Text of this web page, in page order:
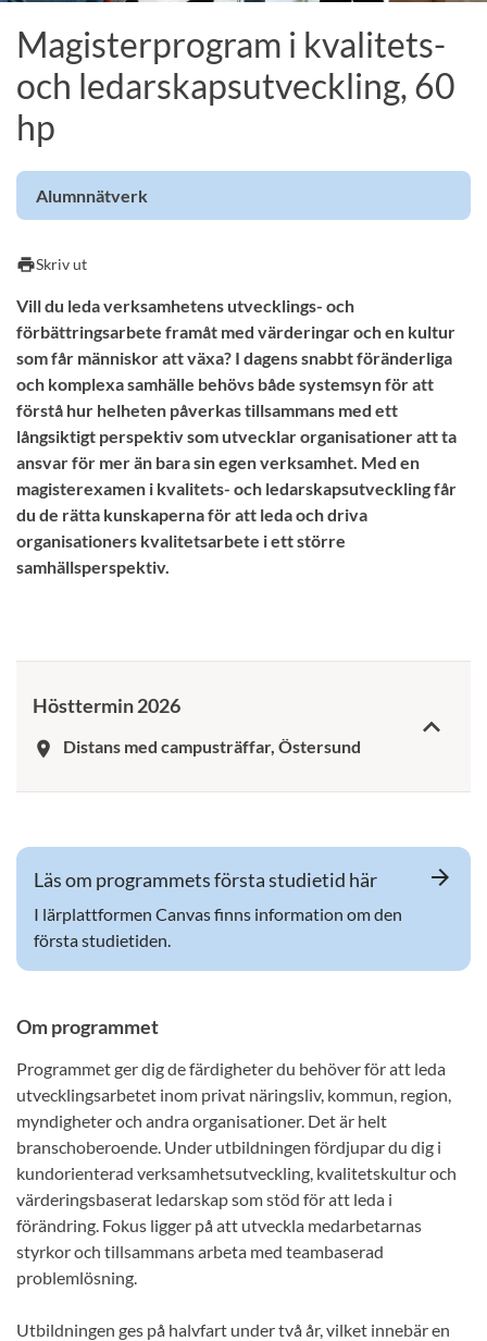
Magisterprogram i kvalitets-
och ledarskapsutveckling, 60
hp
Alumnnätverk
printSkriv ut
Vill du leda verksamhetens utvecklings- och
förbättringsarbete framåt med värderingar och en kultur
som får människor att växa? I dagens snabbt föränderliga
och komplexa samhälle behövs både systemsyn för att
förstå hur helheten påverkas tillsammans med ett
långsiktigt perspektiv som utvecklar organisationer att ta
ansvar för mer än bara sin egen verksamhet. Med en
magisterexamen i kvalitets- och ledarskapsutveckling får
du de rätta kunskaperna för att leda och driva
organisationers kvalitetsarbete i ett större
samhällsperspektiv.
Hösttermin 2026
room Distans med campusträffar, Östersund
Läs om programmets första studietid här
I lärplattformen Canvas finns information om den
första studietiden.
arrow_forward
Om programmet
Programmet ger dig de färdigheter du behöver för att leda
utvecklingsarbetet inom privat näringsliv, kommun, region,
myndigheter och andra organisationer. Det är helt
branschoberoende. Under utbildningen fördjupar du dig i
kundorienterad verksamhetsutveckling, kvalitetskultur och
värderingsbaserat ledarskap som stöd för att leda i
förändring. Fokus ligger på att utveckla medarbetarnas
styrkor och tillsammans arbeta med teambaserad
problemlösning.
Utbildningen ges på halvfart under två år, vilket innebär en